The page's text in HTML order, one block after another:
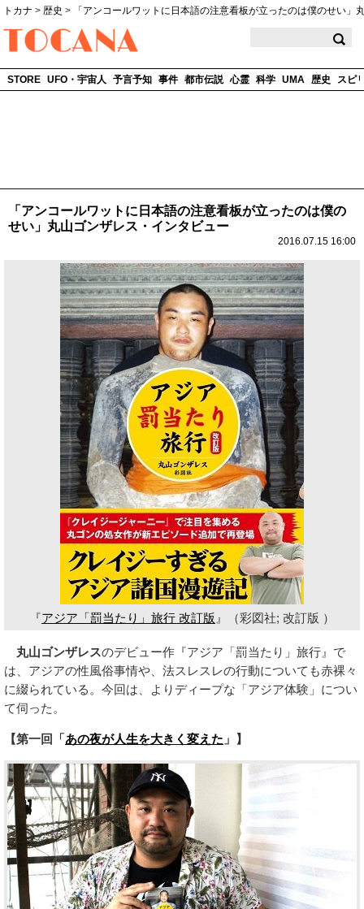
トカナ > 歴史 >
「アンコールワットに日本語の注意看板が立ったのは僕のせい」
STORE UFO・宇宙人 予言予知 事件 都市伝説 心霊 科学 UMA 歴史 スピ
「アンコールワットに日本語の注意看板が立ったのは僕の
せい」丸山ゴンザレス・インタビュー
2016.07.15 16:00
『アジア「罰当たり」旅行 改訂版 』（彩図社; 改訂版 ）
丸山ゴンザレスのデビュー作『アジア「罰当たり」旅行』で
は、アジアの性風俗事情や、法スレスレの行動についても赤裸々
に綴られている。今回は、よりディープな「アジア体験」につい
て伺った。
【第一回「あの夜が人生を大きく変えた 」】